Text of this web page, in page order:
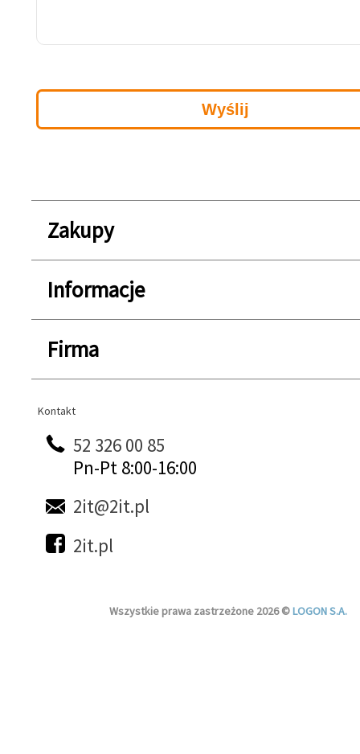
Zakupy
Informacje
Firma
Kontakt
Kontakt
52 326 00 85
Pn-Pt 8:00-16:00
2it@2it.pl
2it.pl
Wszystkie prawa zastrzeżone 2026 ©LOGON S.A.